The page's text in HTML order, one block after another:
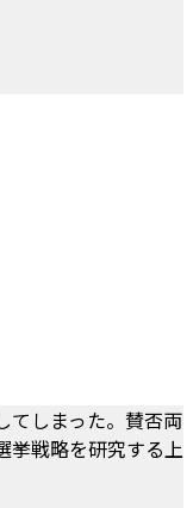
てしまった。賛否両
挙戦略を研究する上